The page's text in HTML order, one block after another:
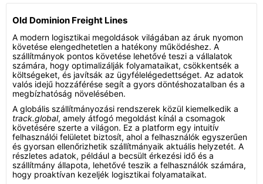
Old Dominion Freight Lines
A modern logisztikai megoldások világában az áruk nyomon
követése elengedhetetlen a hatékony működéshez. A
szállítmányok pontos követése lehetővé teszi a vállalatok
számára, hogy optimalizálják folyamataikat, csökkentsék a
költségeket, és javítsák az ügyfélelégedettséget. Az adatok
valós idejű hozzáférése segít a gyors döntéshozatalban és a
megbízhatóság növelésében.
A globális szállítmányozási rendszerek közül kiemelkedik a
track.global, amely átfogó megoldást kínál a csomagok
követésére szerte a világon. Ez a platform egy intuitív
felhasználói felületet biztosít, ahol a felhasználók egyszerűen
és gyorsan ellenőrizhetik szállítmányaik aktuális helyzetét. A
részletes adatok, például a becsült érkezési idő és a
szállítmány állapota, lehetővé teszik a felhasználók számára,
hogy proaktívan kezeljék logisztikai folyamataikat.